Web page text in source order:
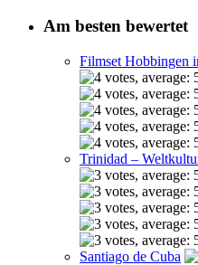
Am besten bewertet
Filmset Hobbingen
Trinidad –
Santiago de Cuba